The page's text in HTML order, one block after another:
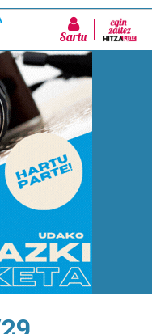
Sartu